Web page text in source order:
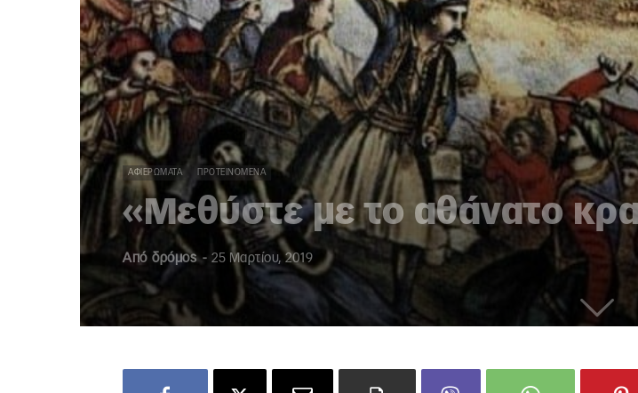
ΑΦΙΕΡΏΜΑΤΑ ΠΡΟΤΕΙΝΌΜΕΝΑ
«Μεθύστε με το αθάνατο
Από δρόμος - 25 Μαρτίου, 2019